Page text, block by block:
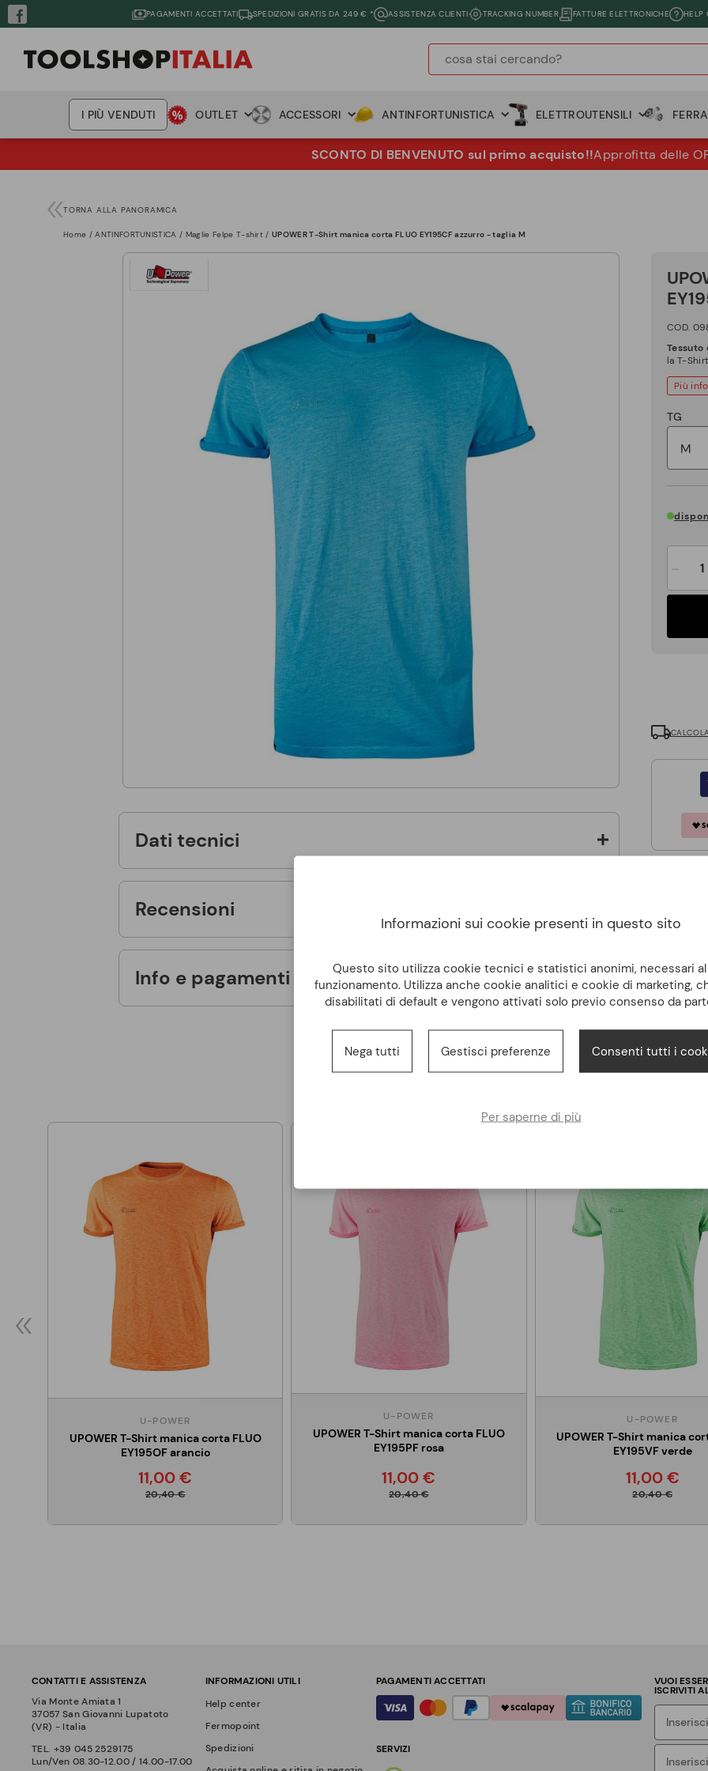
PAGAMENTI ACCETTATI SPEDIZIONI GRATIS DA 249 € * ASSISTENZA CLIENTI TRACKING NUMBER FATTURE ELETTRONICHE HELP
I PIÙ VENDUTI OUTLET ACCESSORI ANTINFORTUNISTICA ELETTROUTENSILI
SCONTO DI BENVENUTO sul primo acquisto!!Approfitta delle
TORNA ALLA PANORAMICA
Home ANTINFORTUNISTICA Maglie Felpe T-shirt UPOWER T-Shirt manica corta FLUO EY195CF azzurro - taglia M
COD.
la T-
Più
TG
-
Dati tecnici
Recensioni
Info e pagamenti
Altri clienti hanno acquistato anche
U-POWER
UPOWER T-Shirt manica corta FLUO
EY195OF arancio
11,00 €
20,40 €
U-POWER
UPOWER T-Shirt manica corta FLUO
EY195PF rosa
11,00 €
20,40 €
U-POWER
UPOWER T-Shirt manica
EY195VF verde
11,00 €
20,40 €
CONTATTI E ASSISTENZA
Via Monte Amiata 1
37057 San Giovanni Lupatoto
(VR) - Italia
TEL. +39 045 2529175
Lun/Ven 08.30-12.00 / 14.00-17.00
INFORMAZIONI UTILI
Help center
Fermopoint
Spedizioni
PAGAMENTI ACCETTATI
SERVIZI
VUOI
ISCRIVITI
Informazioni sui cookie presenti in questo sito
Questo sito utilizza cookie tecnici e statistici anonimi, necessari
funzionamento. Utilizza anche cookie analitici e cookie di marketing,
disabilitati di default e vengono attivati solo previo consenso da
Nega tutti Gestisci preferenze Consenti tutti i
Per saperne di più